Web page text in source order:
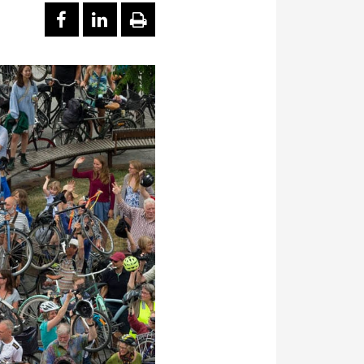
PARTAGER SUR FACEBOOK
PARTAGER SUR
IMPRIMER